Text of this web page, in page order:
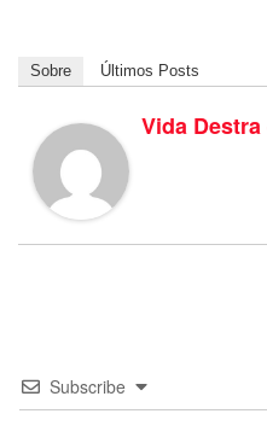
Sobre Últimos Posts
Vida
Subscribe